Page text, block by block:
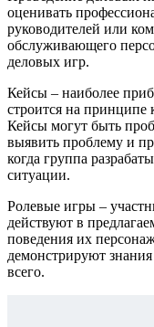
оценивать
руководителей или
обслуживающего
деловых игр.
Кейсы – наиболее
строится на принципе
Кейсы могут быть
выявить проблему и
когда группа
ситуации.
Ролевые игры –
действуют в
поведения их
демонстрируют
всего.